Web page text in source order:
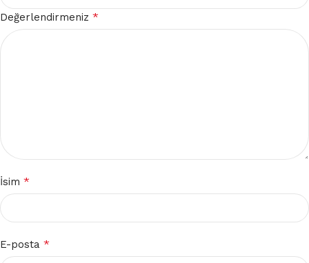
Değerlendirmeniz *
İsim *
E-posta *